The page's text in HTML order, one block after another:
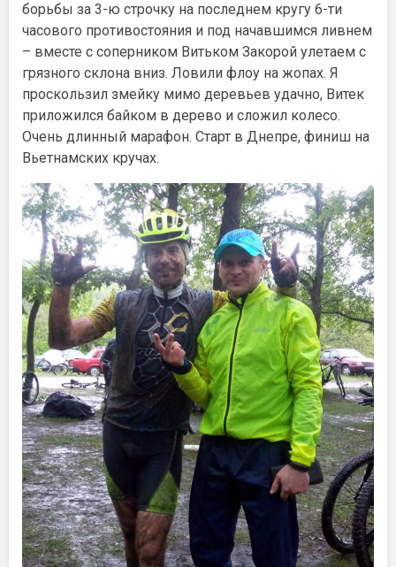
борьбы за 3-ю строчку на последнем кругу 6-ти
часового противостояния и под начавшимся ливнем
– вместе с соперником Витьком Закорой улетаем с
грязного склона вниз. Ловили флоу на жопах. Я
проскользил змейку мимо деревьев удачно, Витек
приложился байком в дерево и сложил колесо.
Очень длинный марафон. Старт в Днепре, финиш на
Вьетнамских кручах.